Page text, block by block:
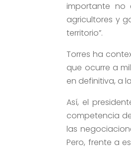
importante no
agricultores y
territorio”.
Torres ha
que ocurre a
en definitiva, a
Así, el
competencia
las
Pero, frente a